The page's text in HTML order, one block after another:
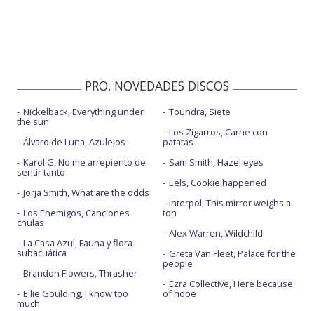
PRO. NOVEDADES DISCOS
Nickelback, Everything under
the sun
Álvaro de Luna, Azulejos
Karol G, No me arrepiento de
sentir tanto
Jorja Smith, What are the odds
Los Enemigos, Canciones
chulas
La Casa Azul, Fauna y flora
subacuática
Brandon Flowers, Thrasher
Ellie Goulding, I know too
much
Toundra, Siete
Los Zigarros, Carne con
patatas
Sam Smith, Hazel eyes
Eels, Cookie happened
Interpol, This mirror weighs a
ton
Alex Warren, Wildchild
Greta Van Fleet, Palace for the
people
Ezra Collective, Here because
of hope